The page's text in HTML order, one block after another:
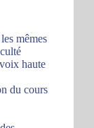
mêmes
haute
du cours